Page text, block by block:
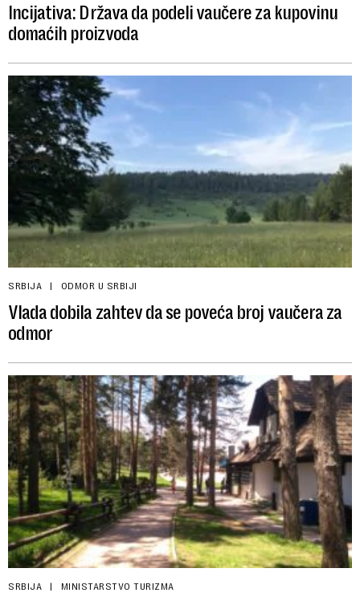
Incijativa: Država da podeli vaučere za kupovinu
domaćih proizvoda
SRBIJA ODMOR U SRBIJI
Vlada dobila zahtev da se poveća broj vaučera za
odmor
SRBIJA MINISTARSTVO TURIZMA